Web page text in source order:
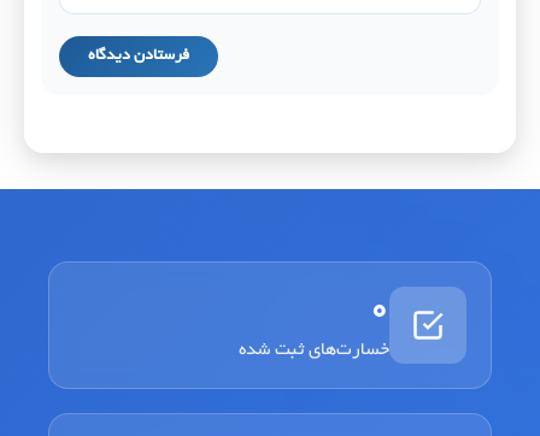
0
خسارت‌های ثبت شده